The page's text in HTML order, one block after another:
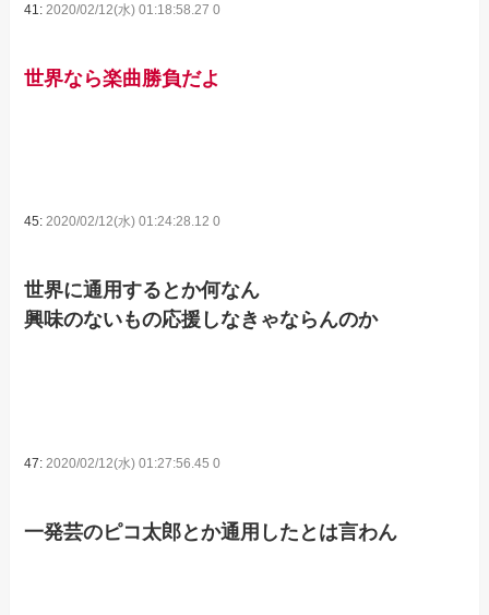
41: 2020/02/12(水) 01:18:58.27 0
世界なら楽曲勝負だよ
45:2020/02/12(水) 01:24:28.12 0
世界に通用するとか何なん
興味のないもの応援しなきゃならんのか
47:2020/02/12(水) 01:27:56.45 0
一発芸のピコ太郎とか通用したとは言わん